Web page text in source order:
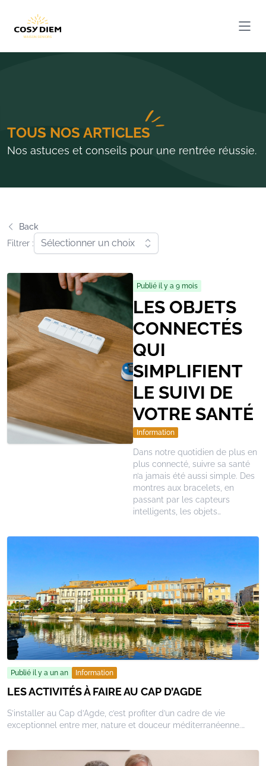
Cosydiem
TOUS NOS ARTICLES
Nos astuces et conseils pour une rentrée réussie.
Back
Filtrer :
Sélectionner un choix
Publié il y a 9 mois
LES OBJETS
CONNECTÉS
QUI
SIMPLIFIENT
LE SUIVI DE
VOTRE SANTÉ
Information
Dans notre quotidien de plus en
plus connecté, suivre sa santé
n’a jamais été aussi simple. Des
montres aux bracelets, en
passant par les capteurs
intelligents, les objets
constamment. Ils peuvent
cardiaque et même votre niveau
de stress.
Publié il y a un an Information
LES ACTIVITÉS À FAIRE AU CAP D’AGDE
S’installer au Cap d’Agde, c’est profiter d’un cadre de vie
exceptionnel entre mer, nature et douceur méditerranéenne.
balnéaire, la ville regorge d’activités et de lieux qui rythment la
vie de ses habitants tout au long de l’année. Voici quelques